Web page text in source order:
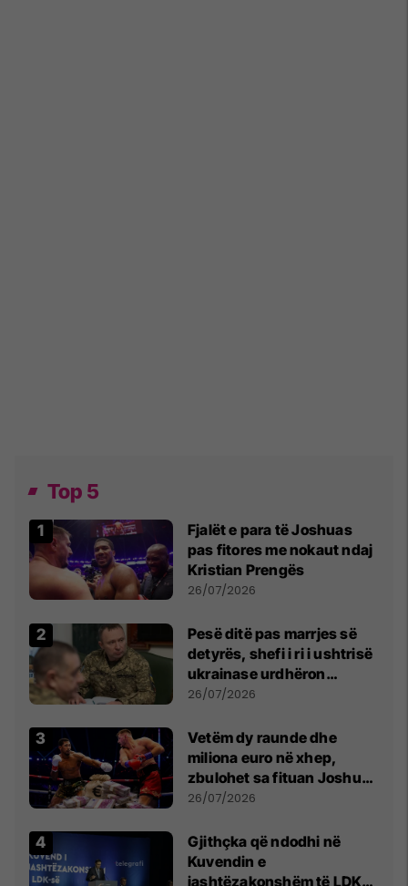
Top 5
Fjalët e para të Joshuas
pas fitores me nokaut ndaj
Kristian Prengës
26/07/2026
Pesë ditë pas marrjes së
detyrës, shefi i ri i ushtrisë
ukrainase urdhëron
kontroll të madh
26/07/2026
Vetëm dy raunde dhe
miliona euro në xhep,
zbulohet sa fituan Joshua
e Prenga
26/07/2026
Gjithçka që ndodhi në
Kuvendin e
jashtëzakonshëm të LDK-